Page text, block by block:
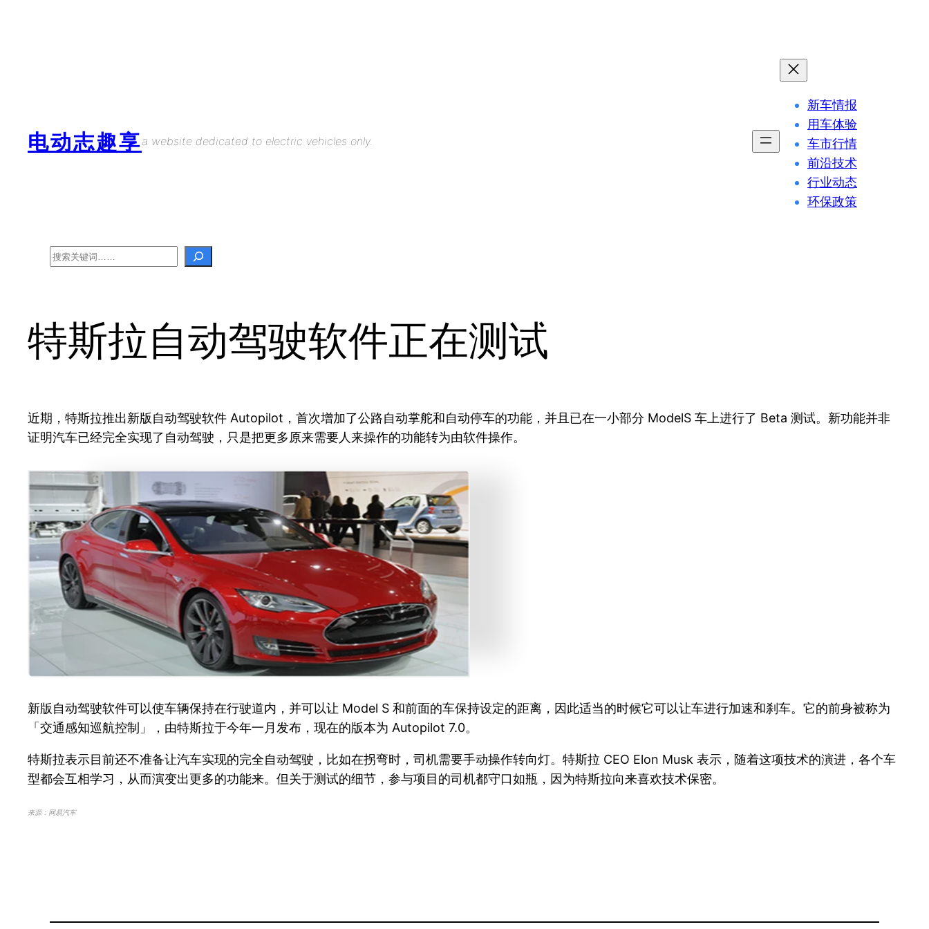
电动志趣享a website dedicated to electric vehicles only.
新车情报
用车体验
车市行情
前沿技术
行业动态
环保政策
Search
特斯拉自动驾驶软件正在测试
近期，特斯拉推出新版自动驾驶软件 Autopilot，首次增加了公路自动掌舵和自动停车的功能，并且已在一小部分 ModelS 车上进行了 Beta 测试。新功能并非
证明汽车已经完全实现了自动驾驶，只是把更多原来需要人来操作的功能转为由软件操作。
新版自动驾驶软件可以使车辆保持在行驶道内，并可以让 Model S 和前面的车保持设定的距离，因此适当的时候它可以让车进行加速和刹车。它的前身被称为
「交通感知巡航控制」，由特斯拉于今年一月发布，现在的版本为 Autopilot 7.0。
特斯拉表示目前还不准备让汽车实现的完全自动驾驶，比如在拐弯时，司机需要手动操作转向灯。特斯拉 CEO Elon Musk 表示，随着这项技术的演进，各个车
型都会互相学习，从而演变出更多的功能来。但关于测试的细节，参与项目的司机都守口如瓶，因为特斯拉向来喜欢技术保密。
来源：网易汽车